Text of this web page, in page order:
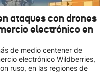
ataques con drones
electrónico en
de medio centener de
electrónico Wildberries,
ruso, en las regiones de